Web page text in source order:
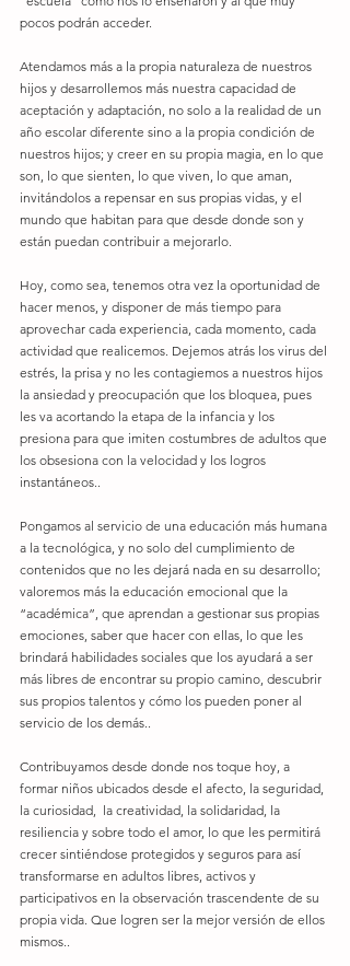
pocos podrán acceder.
Atendamos más a la propia naturaleza de nuestros
hijos y desarrollemos más nuestra capacidad de
aceptación y adaptación, no solo a la realidad de un
año escolar diferente sino a la propia condición de
nuestros hijos; y creer en su propia magia, en lo que
son, lo que sienten, lo que viven, lo que aman,
invitándolos a repensar en sus propias vidas, y el
mundo que habitan para que desde donde son y
están puedan contribuir a mejorarlo.
Hoy, como sea, tenemos otra vez la oportunidad de
hacer menos, y disponer de más tiempo para
aprovechar cada experiencia, cada momento, cada
actividad que realicemos. Dejemos atrás los virus del
estrés, la prisa y no les contagiemos a nuestros hijos
la ansiedad y preocupación que los bloquea, pues
les va acortando la etapa de la infancia y los
presiona para que imiten costumbres de adultos que
los obsesiona con la velocidad y los logros
instantáneos..
Pongamos al servicio de una educación más humana
a la tecnológica, y no solo del cumplimiento de
contenidos que no les dejará nada en su desarrollo;
valoremos más la educación emocional que la
“académica”, que aprendan a gestionar sus propias
emociones, saber que hacer con ellas, lo que les
brindará habilidades sociales que los ayudará a ser
más libres de encontrar su propio camino, descubrir
sus propios talentos y cómo los pueden poner al
servicio de los demás..
Contribuyamos desde donde nos toque hoy, a
formar niños ubicados desde el afecto, la seguridad,
la curiosidad,  la creatividad, la solidaridad, la
resiliencia y sobre todo el amor, lo que les permitirá
crecer sintiéndose protegidos y seguros para así
transformarse en adultos libres, activos y
participativos en la observación trascendente de su
propia vida. Que logren ser la mejor versión de ellos
mismos..